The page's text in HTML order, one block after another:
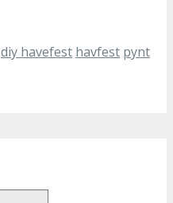
diy havefest havfest pynt